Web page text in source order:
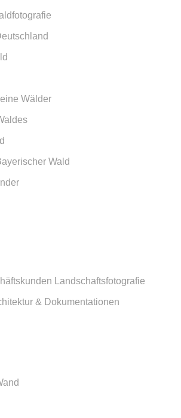
Wälder
Wald
Landschaftsfotografie
& Dokumentationen